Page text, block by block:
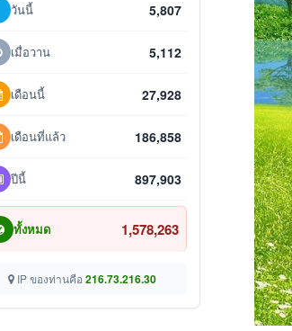
วันนี้ 5,807
เมื่อวาน 5,112
เดือนนี้ 27,928
เดือนที่แล้ว 186,858
ปีนี้ 897,903
ทั้งหมด 1,578,263
IP ของท่านคือ216.73.216.30